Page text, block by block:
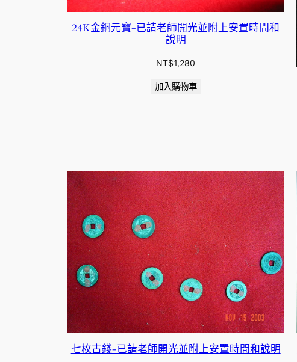
24K金銅元寶-已請老師開光並附上安置時間和
說明
NT$1,280
加入購物車
七枚古錢-已請老師開光並附上安置時間和說明